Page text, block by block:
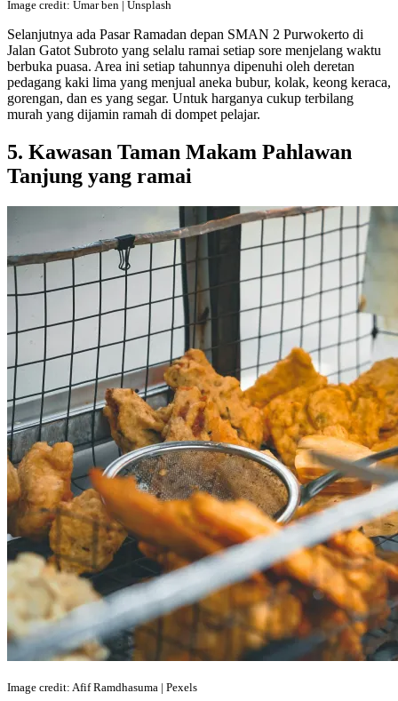
Image credit: Umar ben | Unsplash
Selanjutnya ada Pasar Ramadan depan SMAN 2 Purwokerto di
Jalan Gatot Subroto yang selalu ramai setiap sore menjelang waktu
berbuka puasa. Area ini setiap tahunnya dipenuhi oleh deretan
pedagang kaki lima yang menjual aneka bubur, kolak, keong keraca,
gorengan, dan es yang segar. Untuk harganya cukup terbilang
murah yang dijamin ramah di dompet pelajar.
5. Kawasan Taman Makam Pahlawan
Tanjung yang ramai
Image credit: Afif Ramdhasuma | Pexels